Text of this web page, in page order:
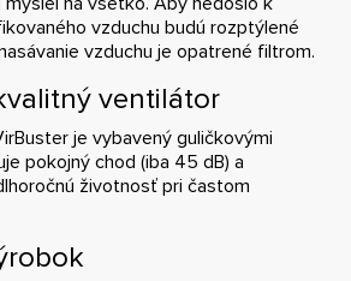
vzduchu budú rozptýlené
vzduchu je opatrené filtrom.
ventilátor
je vybavený guličkovými
pokojný chod (iba 45 dB) a
životnosť pri častom